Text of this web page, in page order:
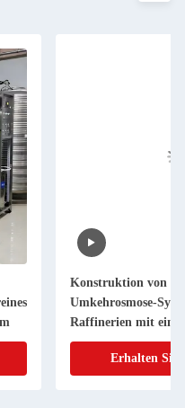
Konstruktion von
Umkehrosmose-
Raffinerien mit
1.000 bis 100.000
Erhalten Sie